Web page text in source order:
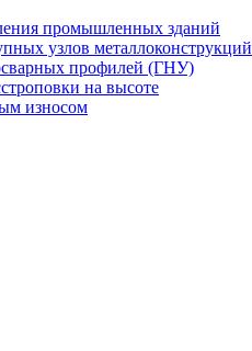
промышленных зданий
узлов металлоконструкций
профилей (ГНУ)
на высоте
износом